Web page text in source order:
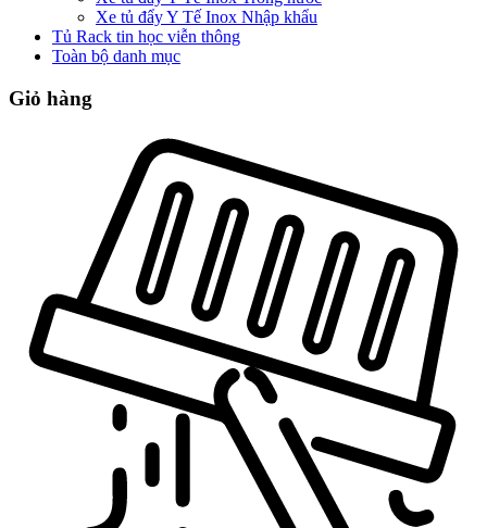
Xe tủ đẩy Y Tế Inox Nhập khẩu
Tủ Rack tin học viễn thông
Toàn bộ danh mục
Giỏ hàng